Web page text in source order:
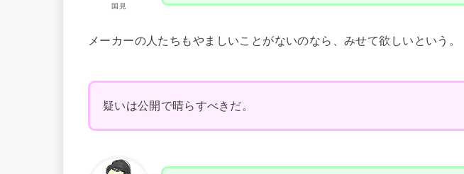
国見
メーカーの人たちもやましいことがないのなら、みせて欲しいという。
疑いは公開で晴らすべきだ。